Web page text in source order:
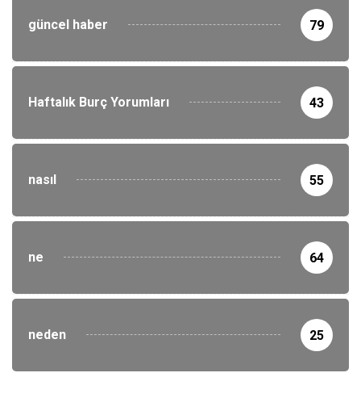
güncel haber 79
Haftalık Burç Yorumları 43
nasıl 55
ne 64
neden 25